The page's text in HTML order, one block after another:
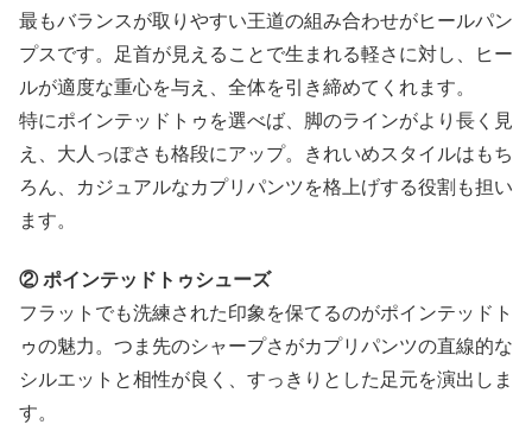
最もバランスが取りやすい王道の組み合わせがヒールパン
プスです。足首が見えることで生まれる軽さに対し、ヒー
ルが適度な重心を与え、全体を引き締めてくれます。
特にポインテッドトゥを選べば、脚のラインがより長く見
え、大人っぽさも格段にアップ。きれいめスタイルはもち
ろん、カジュアルなカプリパンツを格上げする役割も担い
ます。
② ポインテッドトゥシューズ
フラットでも洗練された印象を保てるのがポインテッドト
ゥの魅力。つま先のシャープさがカプリパンツの直線的な
シルエットと相性が良く、すっきりとした足元を演出しま
す。